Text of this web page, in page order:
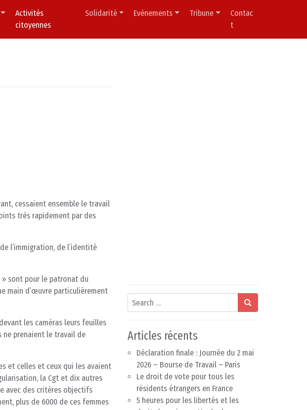
Activités
citoyennes
Solidarité Evènements Tribune
Contac
t
cessaient ensemble le travail
très rapidement par des
l’immigration, de l’identité
» sont pour le patronat du
main d’œuvre particulièrement
les caméras leurs feuilles
prenaient le travail de
et celles et ceux qui les avaient
la Cgt et dix autres
avec des critères objectifs
plus de 6000 de ces femmes
Search
Articles récents
Déclaration finale : Journée du 2 mai
2026 – Bourse de Travail – Paris
Le droit de vote pour tous les
résidents étrangers en France
5 heures pour les libertés et les